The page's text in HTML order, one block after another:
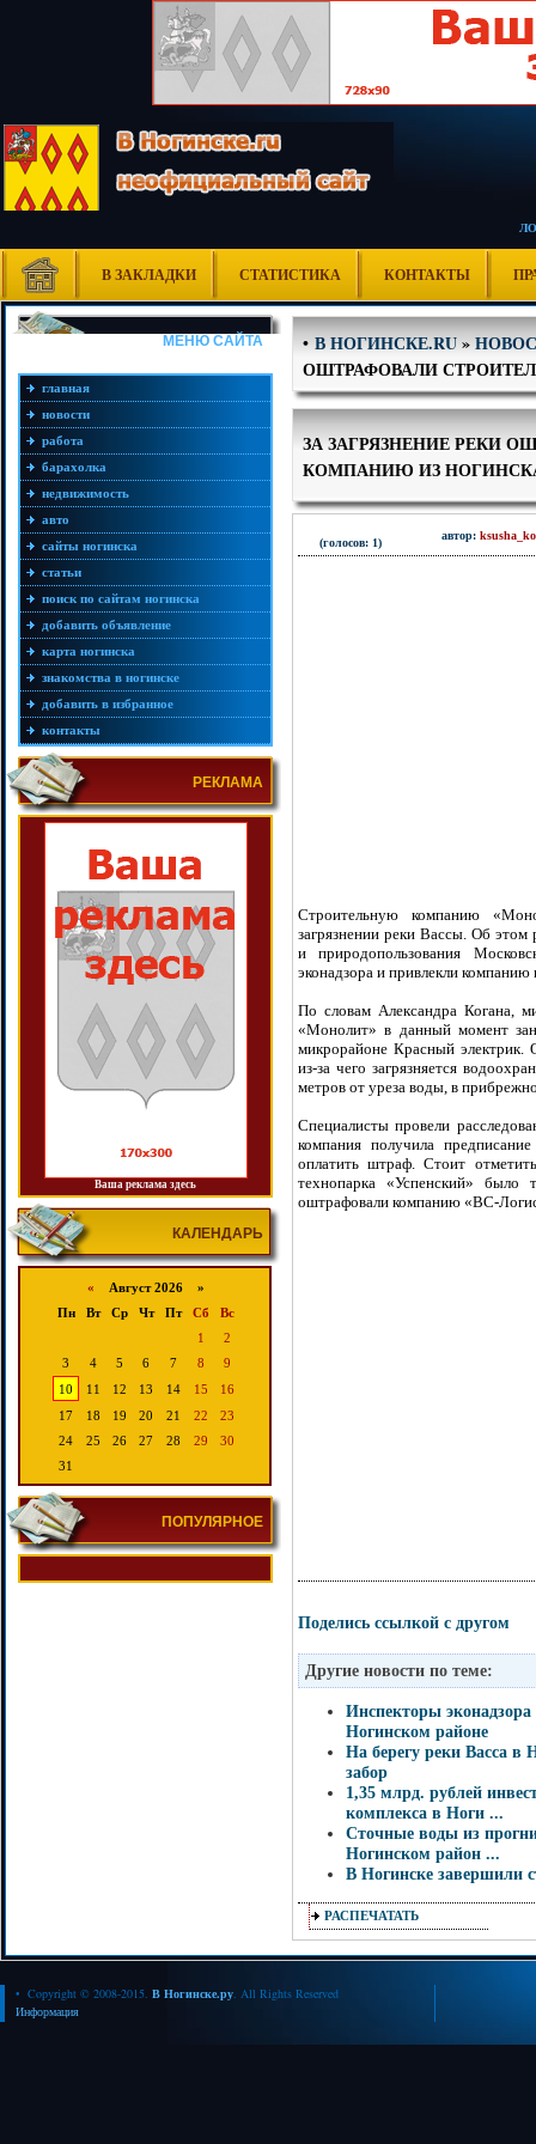
В ЗАКЛАДКИ СТАТИСТИКА КОНТАКТЫ
МЕНЮ САЙТА
главная
новости
работа
барахолка
недвижимость
авто
сайты ногинска
статьи
поиск по сайтам ногинска
добавить объявление
карта ногинска
знакомства в ногинске
добавить в избранное
контакты
РЕКЛАМА
Ваша реклама здесь
КАЛЕНДАРЬ
« Август 2026 »
Пн
Вт Ср Чт Пт Сб
Вс
1
2
3
4 5 6 7 8
9
10
11 12 13 14 15
16
17
18 19 20 21 22
23
24
25 26 27 28 29
30
31
ПОПУЛЯРНОЕ
•В НОГИНСКЕ.RU»
ОШТРАФОВАЛИ
ЗА ЗАГРЯЗНЕНИЕ РЕКИ
КОМПАНИЮ ИЗ
(голосов: 1)
автор:
Строительную компанию
загрязнении реки Вассы. Об этом
и природопользования
эконадзора и привлекли компанию
По словам Александра Когана,
«Монолит» в данный момент
микрорайоне Красный
из-за чего загрязняется
метров от уреза воды, в
Специалисты провели
компания получила
оплатить штраф. Стоит
технопарка «Успенский» было
оштрафовали компанию «ВС-
Поделись ссылкой с другом
Другие новости по теме:
Инспекторы
Ногинском районе
На берегу реки Васса в
забор
1,35 млрд. рублей
комплекса в Ноги ...
Сточные воды из
Ногинском район ...
В Ногинске завершили
РАСПЕЧАТАТЬ
• Copyright © 2008-2015. В Ногинске.ру. All Rights Reserved
Информация